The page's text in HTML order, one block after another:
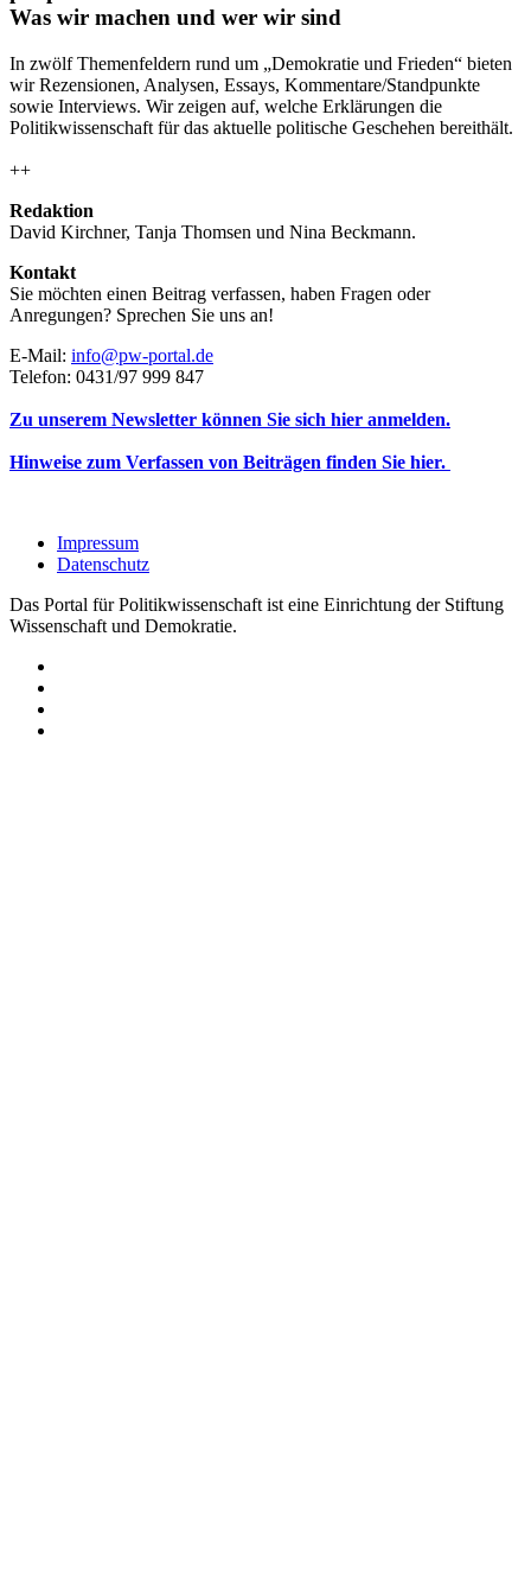
Was wir machen und wer wir sind
In zwölf Themenfeldern rund um „Demokratie und Frieden“ bieten
wir Rezensionen, Analysen, Essays, Kommentare/Standpunkte
sowie Interviews. Wir zeigen auf, welche Erklärungen die
Politikwissenschaft für das aktuelle politische Geschehen bereithält.
++
Redaktion
David Kirchner, Tanja Thomsen und Nina Beckmann.
Kontakt
Sie möchten einen Beitrag verfassen, haben Fragen oder
Anregungen? Sprechen Sie uns an!
E-Mail: info@pw-portal.de
Telefon: 0431/97 999 847
Zu unserem Newsletter können Sie sich hier anmelden.
Hinweise zum Verfassen von Beiträgen finden Sie hier.
Impressum
Datenschutz
Das Portal für Politikwissenschaft ist eine Einrichtung der Stiftung
Wissenschaft und Demokratie.